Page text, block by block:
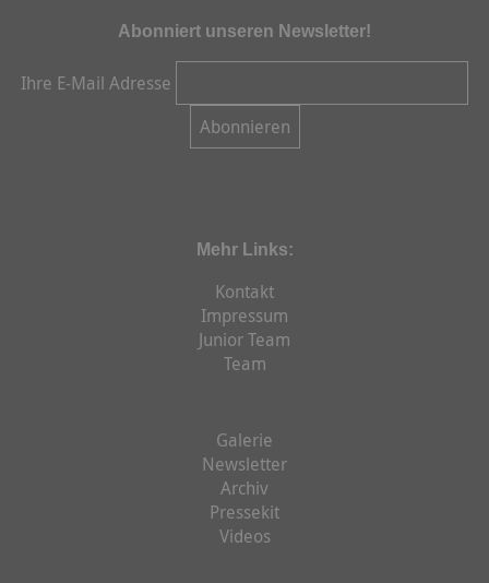
Abonniert unseren Newsletter!
Ihre E-Mail Adresse
Mehr Links:
Kontakt
Impressum
Junior Team
Team
Galerie
Newsletter
Archiv
Pressekit
Videos